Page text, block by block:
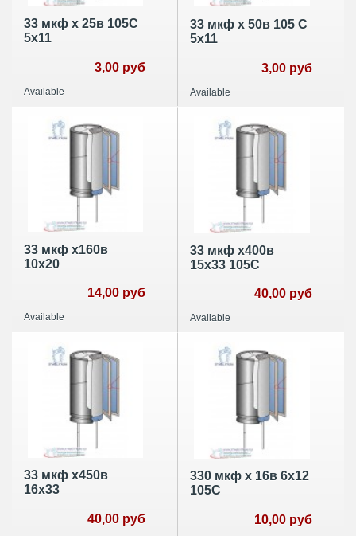
33 мкф х 25в 105С
5х11
3,00 руб
Available
33 мкф х 50в 105 С
5х11
3,00 руб
Available
33 мкф х160в
10х20
14,00 руб
Available
33 мкф х400в
15х33 105С
40,00 руб
Available
33 мкф х450в
16х33
40,00 руб
330 мкф х 16в 6х12
105С
10,00 руб